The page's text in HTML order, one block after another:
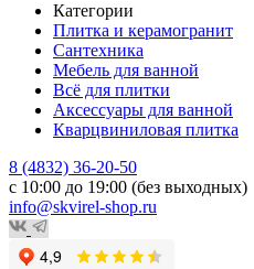
Категории
Плитка и керамогранит
Сантехника
Мебель для ванной
Всё для плитки
Аксессуары для ванной
Кварцвиниловая плитка
8 (4832) 36-20-50
с 10:00 до 19:00 (без выходных)
info@skvirel-shop.ru